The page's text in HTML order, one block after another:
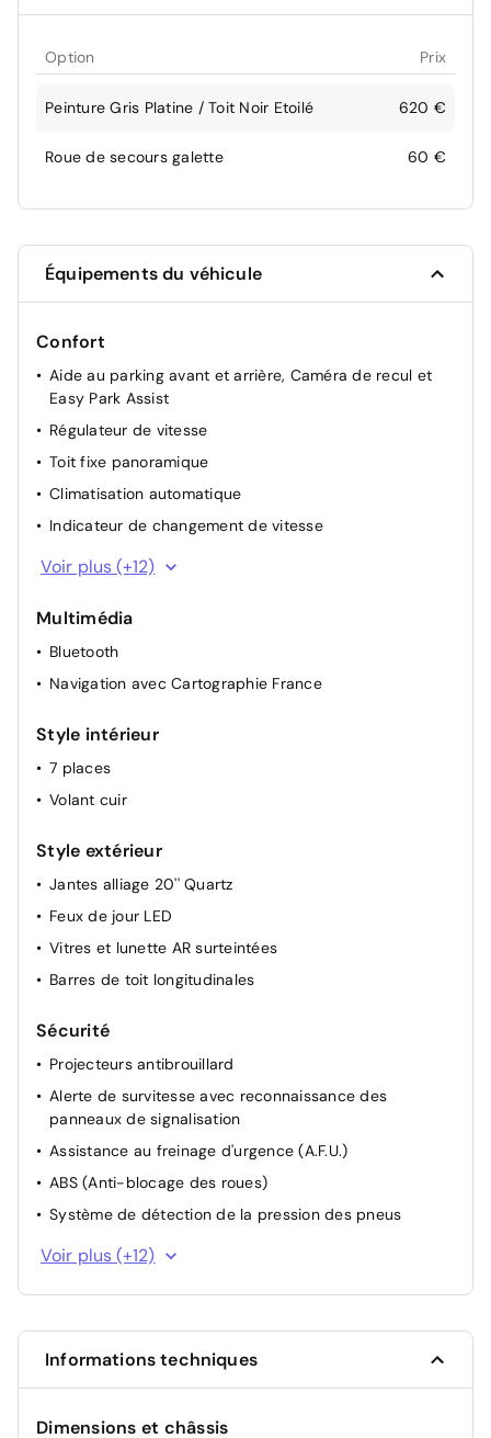
Option Prix
Peinture Gris Platine / Toit Noir Etoilé 620 €
Roue de secours galette 60 €
Équipements du véhicule
Confort
Aide au parking avant et arrière, Caméra de recul et
Easy Park Assist
Régulateur de vitesse
Toit fixe panoramique
Climatisation automatique
Indicateur de changement de vitesse
Appuie-têtes arrière
Rétroviseurs extérieurs électriques dégivrants
Rétroviseur intérieur électrochrome
Lève-vitres AV électriques (impulsionnel conducteur)
Détection d'obstacle latérale
Carte accès et démarrage mains libres
Boite à gant réfrigérant
Console centrale coulissante avec accoudoir
Pare-soleil avec miroir de courtoisie éclairé
Renault Multi-Sense (choix de modes de conduite)
Voir plus (+12)
Multimédia
Bluetooth
Navigation avec Cartographie France
Style intérieur
7 places
Volant cuir
Style extérieur
Jantes alliage 20'' Quartz
Feux de jour LED
Vitres et lunette AR surteintées
Barres de toit longitudinales
Sécurité
Projecteurs antibrouillard
Alerte de survitesse avec reconnaissance des
panneaux de signalisation
Assistance au freinage d'urgence (A.F.U.)
ABS (Anti-blocage des roues)
Système de détection de la pression des pneus
Contrôle dynamique de trajectoire ESC
City + Inter Urbain + Piéton)
Alerte d'oubli de ceinture de sécurité
Commutation automatique des feux de
Voir plus (+12)
Informations techniques
Dimensions et châssis